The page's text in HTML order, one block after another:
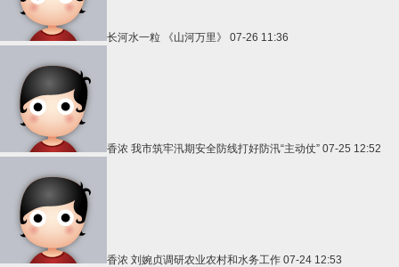
长河水一粒 《山河万里》 07-26 11:36
香浓 我市筑牢汛期安全防线打好防汛“主动仗” 07-25 12:52
香浓 刘婉贞调研农业农村和水务工作 07-24 12:53